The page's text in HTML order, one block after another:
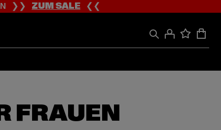
❯❯ZUM SALE❮❮
FRAUEN